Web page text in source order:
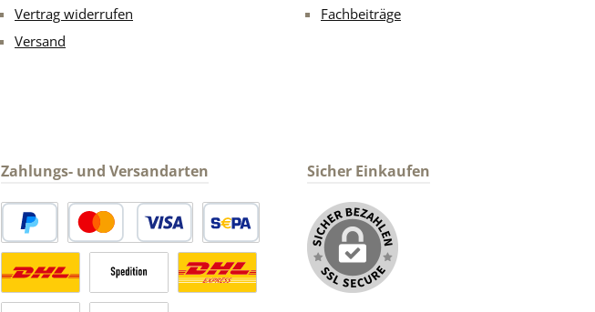
Vertrag widerrufen
Versand
Fachbeiträge
Zahlungs- und Versandarten
PayPal Kredit- oder DebitkarteSEPA Lastschrift
Versandkosten Deutschland normaler Versand Deutsche Post
Sperrgut
Sicher Einkaufen